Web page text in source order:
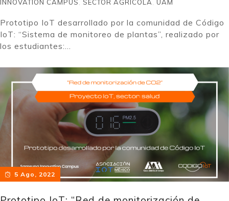
INNOVATION CAMPUS
SECTOR AGRÍCOLA UAM
Prototipo IoT desarrollado por la comunidad de Código
IoT: “Sistema de monitoreo de plantas”, realizado por
los estudiantes:...
5 Ago, 2022